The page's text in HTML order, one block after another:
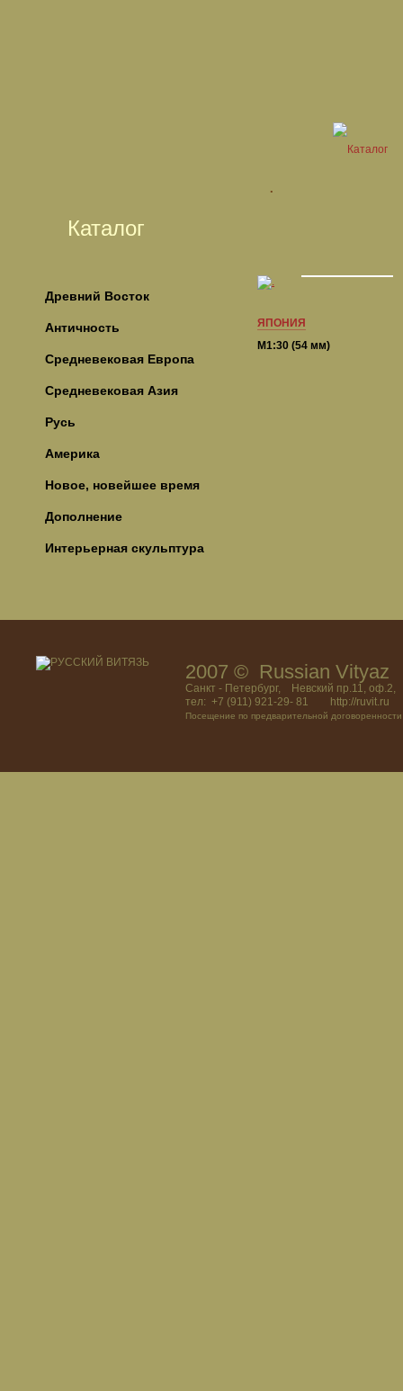
.
Каталог
Древний Восток
Античность
Средневековая Европа
Средневековая Азия
Русь
Америка
Новое, новейшее время
Дополнение
Интерьерная скульптура
ЯПОНИЯ
М1:30 (54 мм)
2007 © Russian
Санкт - Петербург, Невский пр.11, оф.2,
тел: +7 (911) 921-29- 81 http://ruvit.ru
Посещение по предварительной договоренности